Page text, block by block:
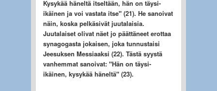
Kysykää häneltä itseltään, hän on täysi-
ikäinen ja voi vastata itse" (21). He sanoivat
näin, koska pelkäsivät juutalaisia.
Juutalaiset olivat näet jo päättäneet erottaa
synagogasta jokaisen, joka tunnustaisi
Jeesuksen Messiaaksi (22). Tästä syystä
vanhemmat sanoivat: "Hän on täysi-
ikäinen, kysykää häneltä" (23).